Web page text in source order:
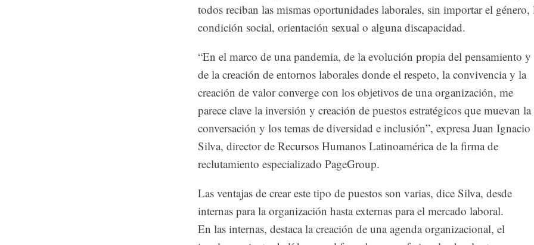
todos reciban las mismas oportunidades laborales, sin importar el género,
condición social, orientación sexual o alguna discapacidad.
“En el marco de una pandemia, de la evolución propia del pensamiento y
de la creación de entornos laborales donde el respeto, la convivencia y la
creación de valor converge con los objetivos de una organización, me
parece clave la inversión y creación de puestos estratégicos que muevan la
conversación y los temas de diversidad e inclusión”, expresa Juan Ignacio
Silva, director de Recursos Humanos Latinoamérica de la firma de
reclutamiento especializado PageGroup.
Las ventajas de crear este tipo de puestos son varias, dice Silva, desde
internas para la organización hasta externas para el mercado laboral.
En las internas, destaca la creación de una agenda organizacional, el